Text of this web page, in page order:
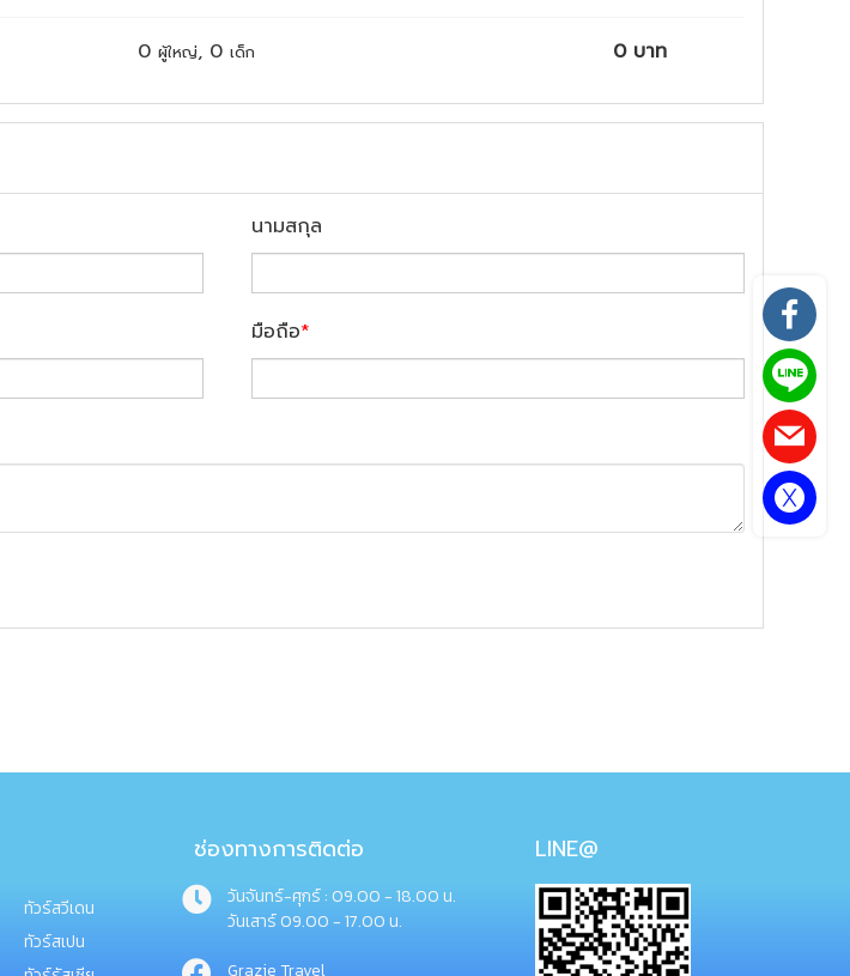
0 ผู้ใหญ่, 0 เด็ก 0 บาท
นามสกุล
มือถือ*
ทัวร์สวีเดน
ทัวร์สเปน
ช่องทางการติดต่อ
วันจันทร์-ศุกร์ : 09.00 - 18.00 น.
วันเสาร์ 09.00 - 17.00 น.
Grazie Travel
LINE@